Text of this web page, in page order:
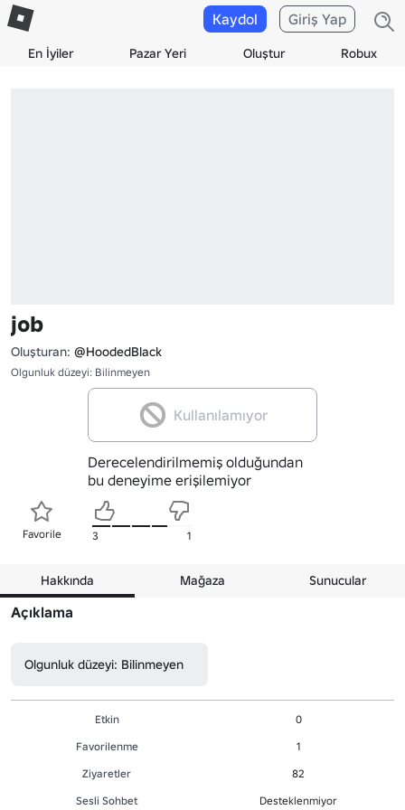
En İyiler Pazar Yeri Oluştur Robux
Kaydol Giriş Yap
job
Oluşturan: @HoodedBlack
Olgunluk düzeyi: Bilinmeyen
Kullanılamıyor
Derecelendirilmemiş olduğundan
bu deneyime erişilemiyor
Favorile 3 1
Hakkında Mağaza Sunucular
Açıklama
Olgunluk düzeyi: Bilinmeyen
Etkin
0
Favorilenme
1
Ziyaretler
82
Sesli Sohbet
Desteklenmiyor